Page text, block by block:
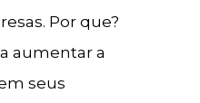
Por que?
aumentar a
seus